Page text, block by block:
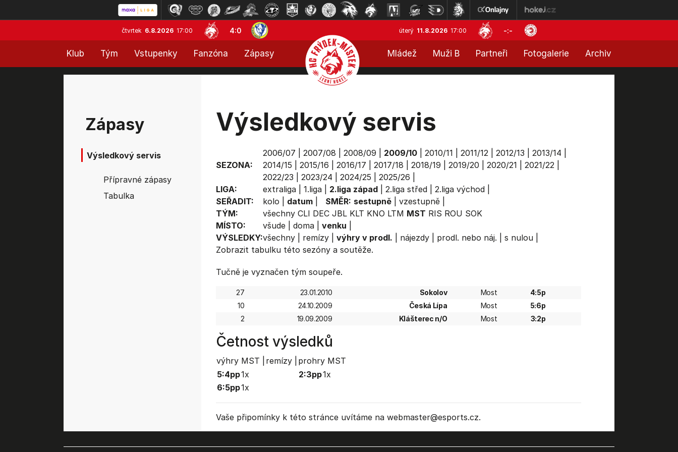
čtvrtek 6.8.2026 17:00 4:0 úterý 11.8.2026 17:00 -:-
Klub Tým Vstupenky Fanzóna Zápasy Mládež Muži B Partneři Fotogalerie Archiv
Zápasy
Výsledkový servis
Přípravné zápasy
Tabulka
Výsledkový servis
SEZONA:
2006/07 2007/08 2008/09 2009/10| 2010/11 2011/12| 2012/13 2013/14
2014/15
2015/16 2016/17 2017/18 2018/19 2019/20 2020/21 2021/22|
2022/23
2023/24 2024/25 2025/26
LIGA:
extraliga| 1.liga| 2.liga západ| 2.liga střed| 2.liga východ|
SEŘADIT:
kolo datum| SMĚR: sestupně| vzestupně|
TÝM:
všechny CLI DEC JBL KLT KNO LTM MST RIS ROU SOK
MÍSTO:
všude| doma| venku
VÝSLEDKY:všechny| remízy| výhry v prodl. nájezdy| prodl. nebo náj. s nulou|
Zobrazit tabulkutéto sezóny a soutěže.
Tučně je vyznačen tým soupeře.
27 23.01.2010 Sokolov Most
4:5p
10
24.10.2009 Česká Lípa Most
5:6p
2
19.09.2009 Klášterec n/O Most 3:2p
Četnost výsledků
výhry MST | remízy |
prohry MST
5:4pp1x
6:5pp1x
2:3pp1x
Vaše připomínky k této stránce uvítáme na webmaster@esports.cz.